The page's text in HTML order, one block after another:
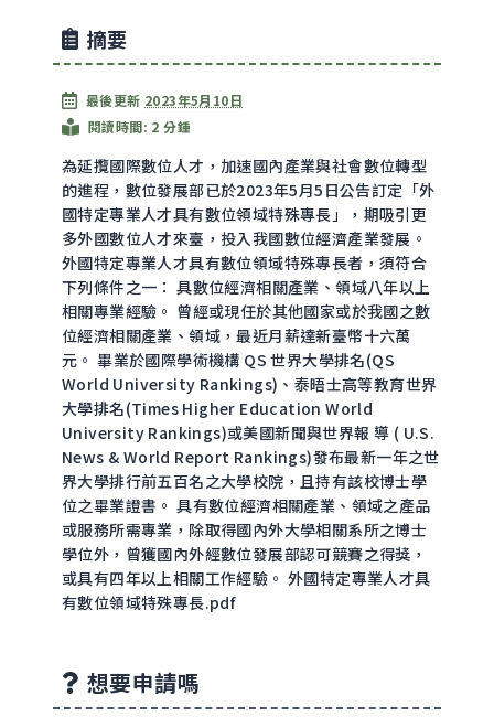
摘要
最後更新 2023年5月10日
閱讀時間: 2 分鍾
為延攬國際數位人才，加速國內產業與社會數位轉型
的進程，數位發展部已於2023年5月5日公告訂定「外
國特定專業人才具有數位領域特殊專長」，期吸引更
多外國數位人才來臺，投入我國數位經濟產業發展。
外國特定專業人才具有數位領域特殊專長者，須符合
下列條件之一： 具數位經濟相關產業、領域八年以上
相關專業經驗。 曾經或現任於其他國家或於我國之數
位經濟相關產業、領域，最近月薪達新臺幣十六萬
元。 畢業於國際學術機構 QS 世界大學排名(QS
World University Rankings)、泰晤士高等教育世界
大學排名(Times Higher Education World
University Rankings)或美國新聞與世界報 導 ( U.S.
News & World Report Rankings)發布最新一年之世
界大學排行前五百名之大學校院，且持有該校博士學
位之畢業證書。 具有數位經濟相關產業、領域之產品
或服務所需專業，除取得國內外大學相關系所之博士
學位外，曾獲國內外經數位發展部認可競賽之得獎，
或具有四年以上相關工作經驗。 外國特定專業人才具
有數位領域特殊專長.pdf
想要申請嗎